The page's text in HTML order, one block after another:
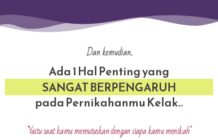
Dan kemudian..
Ada 1 Hal Penting yang
SANGAT BERPENGARUH
pada Pernikahanmu Kelak..
"Yaitu saat kamu memutuskan dengan siapa kamu menikah"